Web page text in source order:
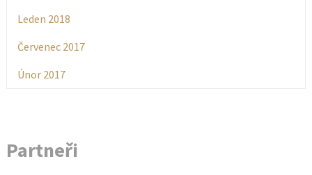
Leden 2018
Červenec 2017
Únor 2017
Partneři